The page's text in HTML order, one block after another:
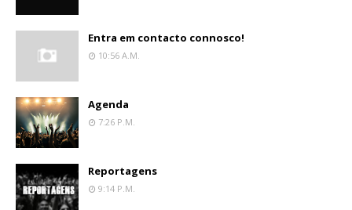
Entra em contacto connosco!
10:56 A.m.
Agenda
7:26 P.m.
Reportagens
9:14 P.m.